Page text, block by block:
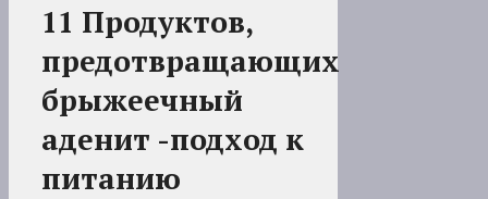
11 Продуктов,
предотвращающих
брыжеечный
аденит -подход к
питанию